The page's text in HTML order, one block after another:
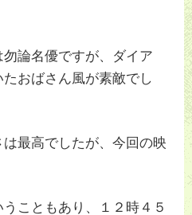
論名優ですが、ダイア
おばさん風が素敵でし
最高でしたが、今回の映
こともあり、１２時４５